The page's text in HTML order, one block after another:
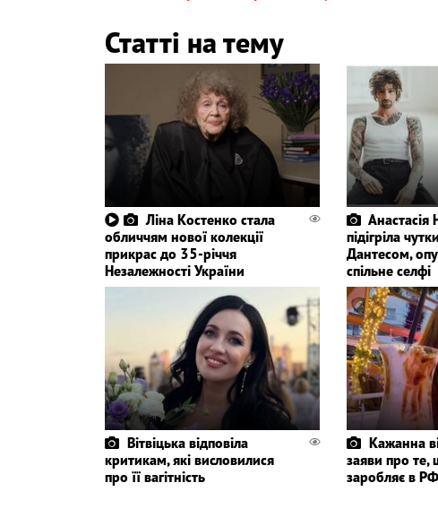
Статті на тему
Ліна Костенко стала
обличчям нової колекції
прикрас до 35-річчя
Незалежності України
Анастасія
підігріла
Дантесом,
спільне селфі
Вітвіцька відповіла
критикам, які висловилися
про її вагітність
Кажанна
заяви про те,
заробляє в РФ